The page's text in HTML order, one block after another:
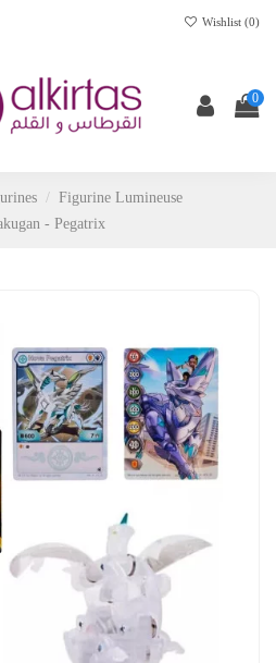
Wishlist (0)
0
Figurine Lumineuse
- Pegatrix